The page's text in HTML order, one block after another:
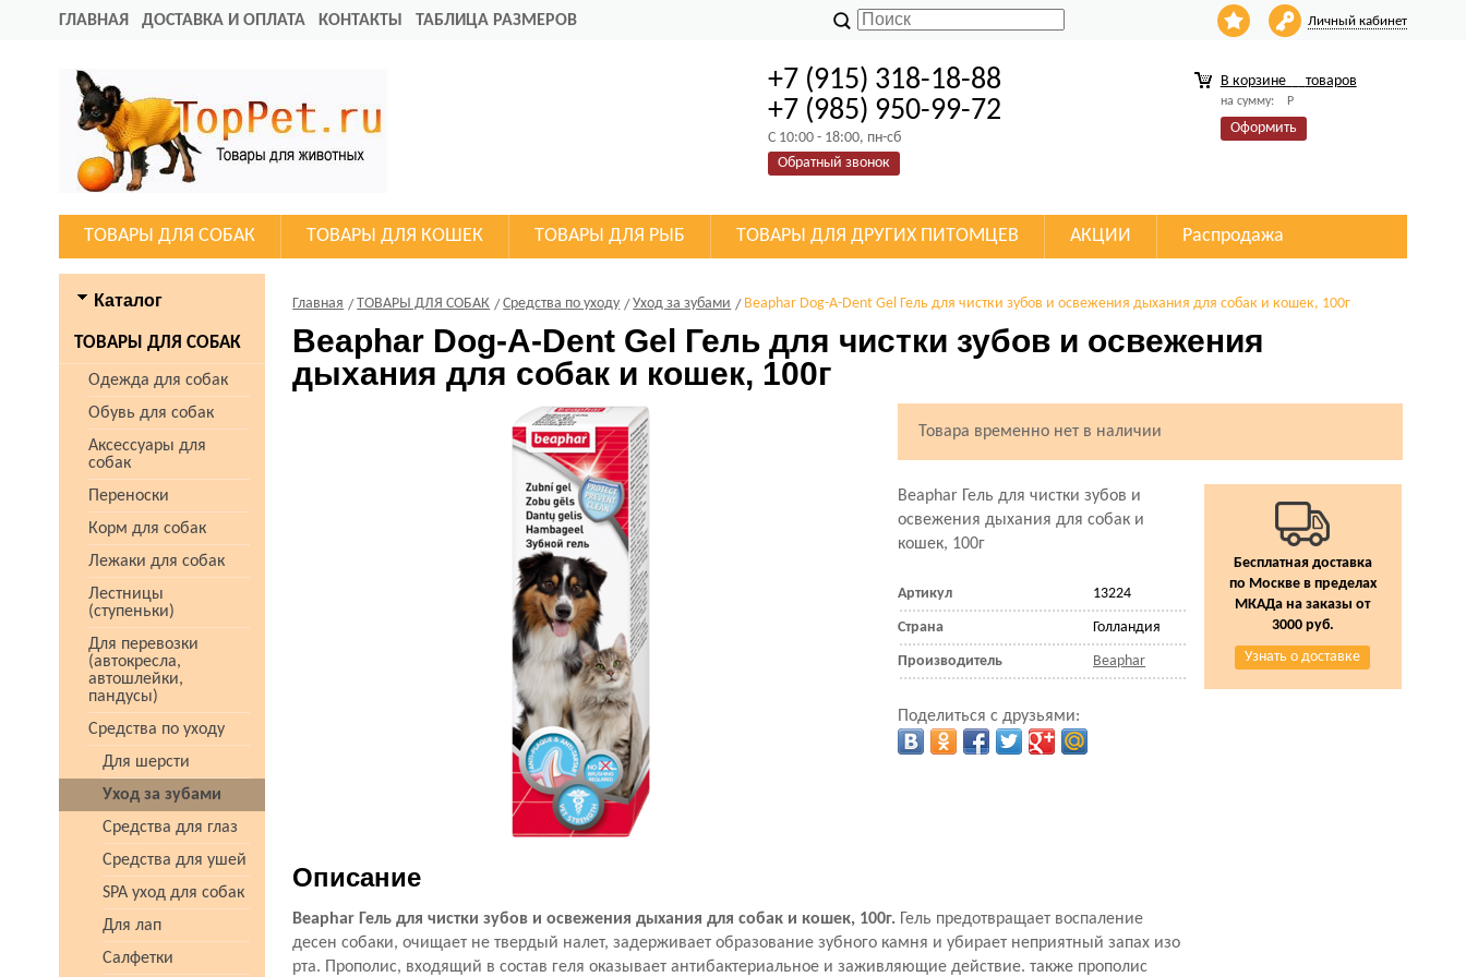
ГЛАВНАЯ ДОСТАВКА И ОПЛАТА КОНТАКТЫ ТАБЛИЦА РАЗМЕРОВ Личный кабинет
+7 (915) 318-18-88
+7 (985) 950-99-72
C 10:00 - 18:00, пн-сб
Обратный звонок
В корзине товаров
на сумму: Р
Оформить
ТОВАРЫ ДЛЯ СОБАК ТОВАРЫ ДЛЯ КОШЕК ТОВАРЫ ДЛЯ РЫБ ТОВАРЫ ДЛЯ ДРУГИХ ПИТОМЦЕВ АКЦИИ Распродажа
Каталог
ТОВАРЫ ДЛЯ СОБАК
Одежда для собак
Обувь для собак
Аксессуары для
собак
Переноски
Корм для собак
Лежаки для собак
Лестницы
(ступеньки)
Для перевозки
(автокресла,
автошлейки,
пандусы)
Средства по уходу
Для шерсти
Уход за зубами
Средства для глаз
Средства для ушей
SPA уход для собак
Для лап
Салфетки
Главная ТОВАРЫ ДЛЯ СОБАК Средства по уходу Уход за зубами Beaphar Dog-A-Dent Gel Гель для чистки зубов и освежения дыхания для собак и кошек, 100г
Beaphar Dog-A-Dent Gel Гель для чистки зубов и освежения
дыхания для собак и кошек, 100г
Товара временно нет в наличии
Beaphar Гель для чистки зубов и
освежения дыхания для собак и
кошек, 100г
Артикул 13224
Страна Голландия
Производитель Beaphar
Поделиться с друзьями:
Описание
Beaphar Гель для чистки зубов и освежения дыхания для собак и кошек, 100г. Гель предотвращает воспаление
десен собаки, очищает не твердый налет, задерживает образование зубного камня и убирает неприятный запах изо
рта. Прополис, входящий в состав геля оказывает антибактериальное и заживляющие действие. также прополис
Бесплатная доставка
по Москве в пределах
МКАДа на заказы от
3000 руб.
Узнать о доставке